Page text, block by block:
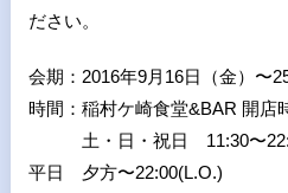
ださい。
会期：2016年9月16日（金）〜
時間：稲村ケ崎食堂&BAR 開店
土・日・祝日 11:30〜
平日 夕方〜22:00(L.O.)